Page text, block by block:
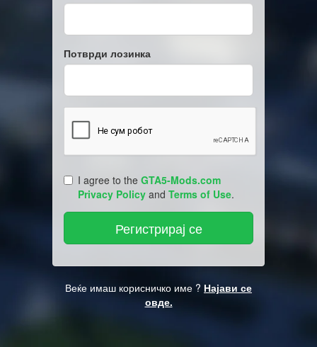
Потврди лозинка
I agree to the GTA5-Mods.com
Privacy Policy and Terms of Use.
Веќе имаш корисничко име ? Најави се
овде.